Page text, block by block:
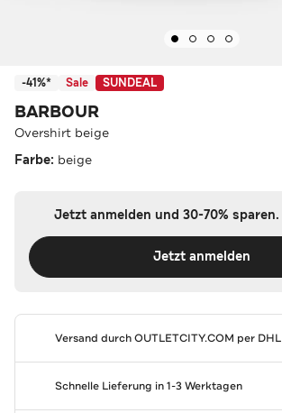
-41%* Sale SUNDEAL
BARBOUR
Overshirt beige
Farbe: beige
Jetzt anmelden und 30-70% sparen.
Jetzt anmelden
Versand durchOUTLETCITY.COM per DHL
Schnelle Lieferung in 1-3 Werktagen